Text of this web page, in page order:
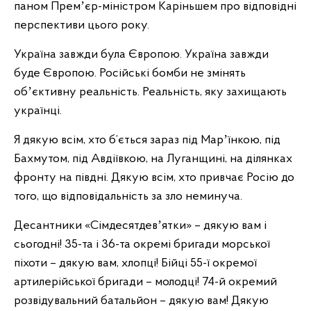
паном Премʼєр-міністром Каріньшем про відповідні
перспективи цього року.
Україна завжди була Європою. Україна завжди
буде Європою. Російські бомби не змінять
обʼєктивну реальність. Реальність, яку захищають
українці.
Я дякую всім, хто б’ється зараз під Марʼїнкою, під
Бахмутом, під Авдіївкою, на Луганщині, на ділянках
фронту на півдні. Дякую всім, хто привчає Росію до
того, що відповідальність за зло неминуча.
Десантники «Сімдесятдевʼятки» – дякую вам і
сьогодні! 35-та і 36-та окремі бригади морської
піхоти – дякую вам, хлопці! Бійці 55-ї окремої
артилерійської бригади – молодці! 74-й окремий
розвідувальний батальйон – дякую вам! Дякую